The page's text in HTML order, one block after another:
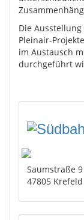
Die
Pleinair-
im Austausch
durchgeführt
Saumstraße 9
47805 Krefeld